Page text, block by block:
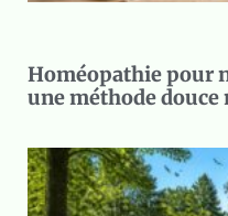
Homéopathie pour
une méthode douce